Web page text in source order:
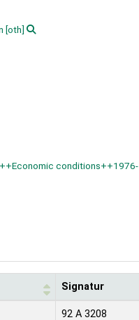
[oth]
conditions++1976-
Signatur
92 A 3208